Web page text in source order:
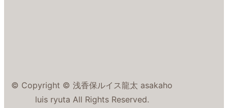
© Copyright © 浅香保ルイス龍太 asakaho
luis ryuta All Rights Reserved.